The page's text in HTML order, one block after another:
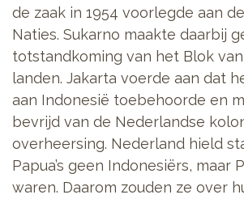
de zaak in 1954 voorlegde aan
Naties. Sukarno maakte daarbij
totstandkoming van het Blok
landen. Jakarta voerde aan dat
aan Indonesië toebehoorde en
bevrijd van de Nederlandse
overheersing. Nederland hield
Papua’s geen Indonesiërs, maar
waren. Daarom zouden ze over